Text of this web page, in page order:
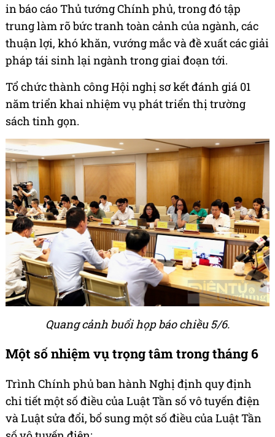
in báo cáo Thủ tướng Chính phủ, trong đó tập
trung làm rõ bức tranh toàn cảnh của ngành, các
thuận lợi, khó khăn, vướng mắc và đề xuất các giải
pháp tái sinh lại ngành trong giai đoạn tới.
Tổ chức thành công Hội nghị sơ kết đánh giá 01
năm triển khai nhiệm vụ phát triển thị trường
sách tinh gọn.
Quang cảnh buổi họp báo chiều 5/6.
Một số nhiệm vụ trọng tâm trong tháng 6
Trình Chính phủ ban hành Nghị định quy định
chi tiết một số điều của Luật Tần số vô tuyến điện
và Luật sửa đổi, bổ sung một số điều của Luật Tần